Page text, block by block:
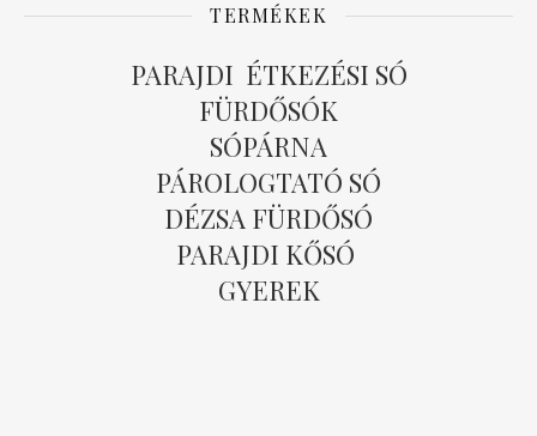
TERMÉKEK
PARAJDI ÉTKEZÉSI SÓ
FÜRDŐSÓK
SÓPÁRNA
PÁROLOGTATÓ SÓ
DÉZSA FÜRDŐSÓ
PARAJDI KŐSÓ
GYEREK